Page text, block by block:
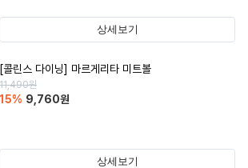
상세보기
[콜린스 다이닝] 마르게리타 미트볼
11,490원
15% 9,760원
상세보기